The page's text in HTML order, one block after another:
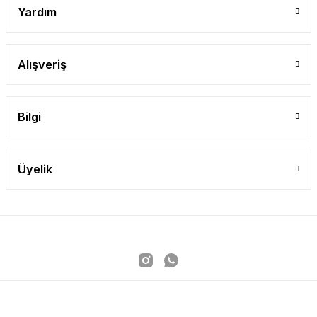
Yardım
Alışveriş
Bilgi
Üyelik